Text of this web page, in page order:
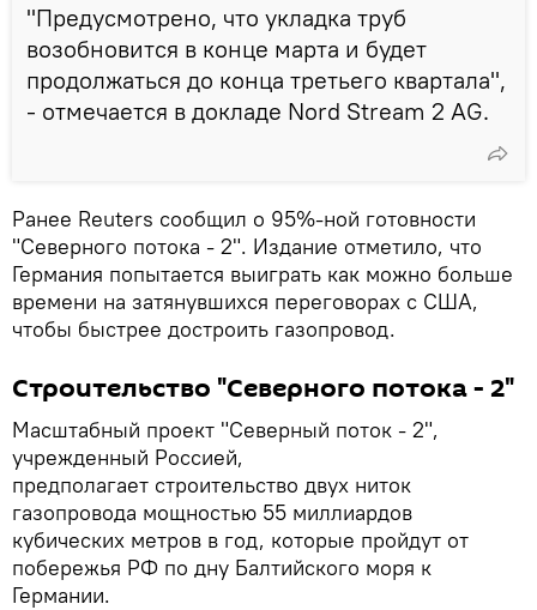
"Предусмотрено, что укладка труб
возобновится в конце марта и будет
продолжаться до конца третьего квартала",
- отмечается в докладе Nord Stream 2 AG.
Ранее Reuters сообщил о 95%-ной готовности
"Северного потока - 2". Издание отметило, что
Германия попытается выиграть как можно больше
времени на затянувшихся переговорах с США,
чтобы быстрее достроить газопровод.
Строительство "Северного потока - 2"
Масштабный проект "Северный поток - 2",
учрежденный Россией,
предполагает строительство двух ниток
газопровода мощностью 55 миллиардов
кубических метров в год, которые пройдут от
побережья РФ по дну Балтийского моря к
Германии.